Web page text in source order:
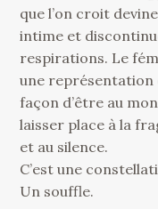
que l’on croit
intime et
respirations. Le
une représentation
façon d’être au
laisser place à la
et au silence.
C’est une
Un souffle.